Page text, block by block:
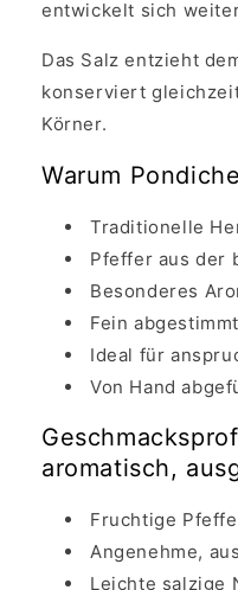
entwickelt sich
Das Salz entzieht
konserviert
Körner.
Warum
Traditionelle
Pfeffer aus der
Besonderes
Fein
Ideal für
Von Hand
aromatisch,
Fruchtige
Angenehme,
Leichte salzige